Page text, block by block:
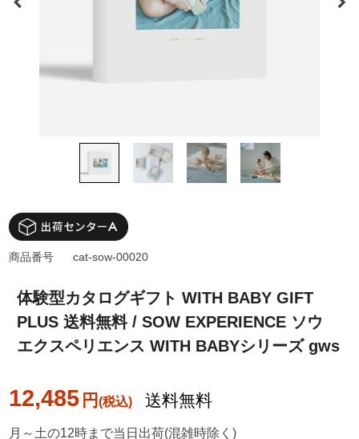
体験型カタログギフト WITH BABY GIFT
PLUS 送料無料 / SOW EXPERIENCE ソウ
エクスペリエンス WITH BABYシリーズ gws
12,485 円 送料無料
商品番号 cat-sow-00020
月～土の12時まで当日出荷(混雑時除く)